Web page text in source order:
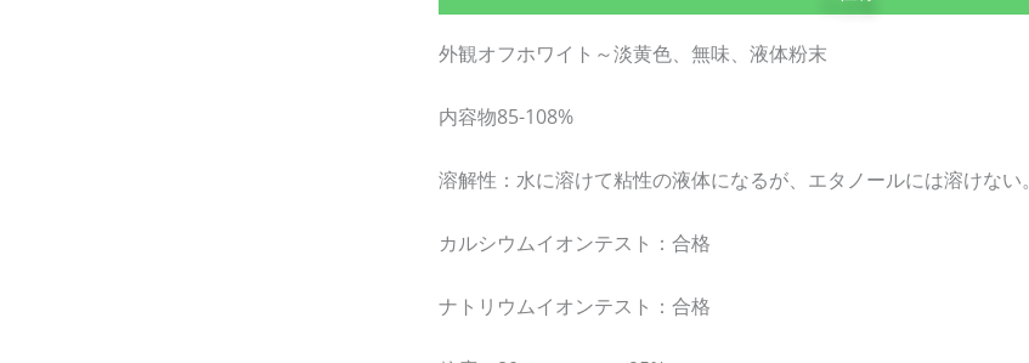
外観オフホワイト～淡黄色、無味、液体粉末
内容物85-108%
溶解性：水に溶けて粘性の液体になるが、エタノールには溶けない。
カルシウムイオンテスト：合格
ナトリウムイオンテスト：合格